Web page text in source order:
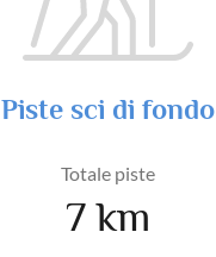
Piste sci di fondo
Totale piste
7 km